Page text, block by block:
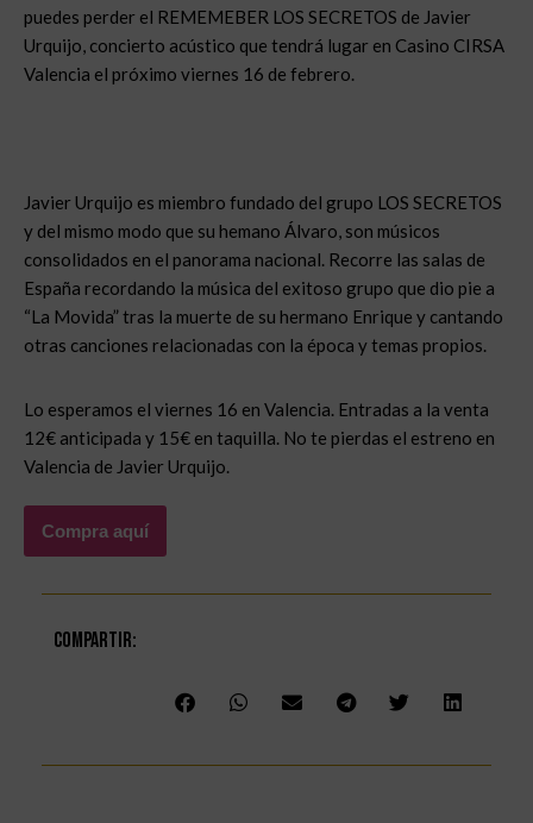
puedes perder el REMEMEBER LOS SECRETOS de Javier
Urquijo, concierto acústico que tendrá lugar en Casino CIRSA
Valencia el próximo viernes 16 de febrero.
Javier Urquijo es miembro fundado del grupo LOS SECRETOS
y del mismo modo que su hemano Álvaro, son músicos
consolidados en el panorama nacional. Recorre las salas de
España recordando la música del exitoso grupo que dio pie a
“La Movida” tras la muerte de su hermano Enrique y cantando
otras canciones relacionadas con la época y temas propios.
Lo esperamos el viernes 16 en Valencia. Entradas a la venta
12€ anticipada y 15€ en taquilla. No te pierdas el estreno en
Valencia de Javier Urquijo.
Compra aquí
Compartir: